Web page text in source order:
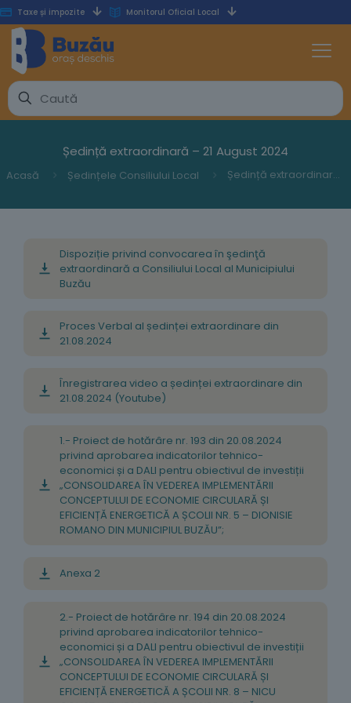
Taxe și impozite Monitorul Oficial Local
Ședință extraordinară – 21 August 2024
Acasă Ședințele Consiliului Local Ședință extraordinară – 21 August 2024
Dispoziție privind convocarea în şedinţă
extraordinară a Consiliului Local al Municipiului
Buzău
Proces Verbal al ședinței extraordinare din
21.08.2024
Înregistrarea video a ședinței extraordinare din
21.08.2024 (Youtube)
1.- Proiect de hotărâre nr. 193 din 20.08.2024
privind aprobarea indicatorilor tehnico-
economici și a DALI pentru obiectivul de investiții
„CONSOLIDAREA ÎN VEDEREA IMPLEMENTĂRII
CONCEPTULUI DE ECONOMIE CIRCULARĂ ȘI
EFICIENȚĂ ENERGETICĂ A ȘCOLII NR. 5 – DIONISIE
ROMANO DIN MUNICIPIUL BUZĂU”;
Anexa 2
2.- Proiect de hotărâre nr. 194 din 20.08.2024
privind aprobarea indicatorilor tehnico-
economici și a DALI pentru obiectivul de investiții
„CONSOLIDAREA ÎN VEDEREA IMPLEMENTĂRII
CONCEPTULUI DE ECONOMIE CIRCULARĂ ȘI
EFICIENȚĂ ENERGETICĂ A ȘCOLII NR. 8 – NICU